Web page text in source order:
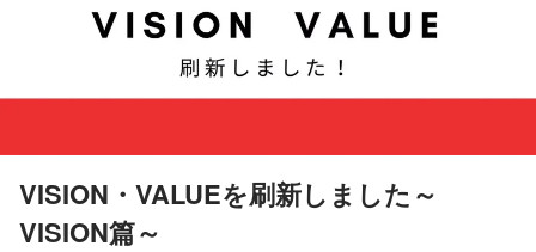
VISION・VALUEを刷新しました～
VISION篇～